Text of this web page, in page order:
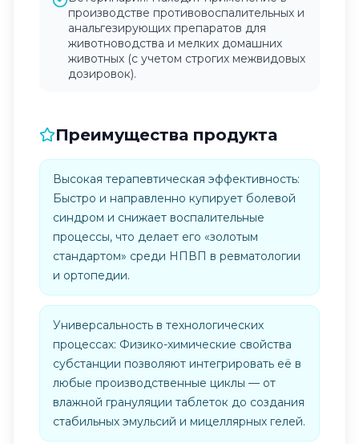
производстве противовоспалительных и
анальгезирующих препаратов для
животноводства и мелких домашних
животных (с учетом строгих межвидовых
дозировок).
Преимущества продукта
Высокая терапевтическая эффективность:
Быстро и направленно купирует болевой
синдром и снижает воспалительные
процессы, что делает его «золотым
стандартом» среди НПВП в ревматологии
и ортопедии.
Универсальность в технологических
процессах: Физико-химические свойства
субстанции позволяют интегрировать её в
любые производственные циклы — от
влажной грануляции таблеток до создания
стабильных эмульсий и мицеллярных гелей.